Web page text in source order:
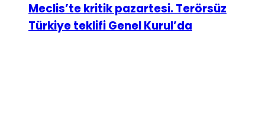
Meclis’te kritik pazartesi. Terörsüz
Türkiye teklifi Genel Kurul’da